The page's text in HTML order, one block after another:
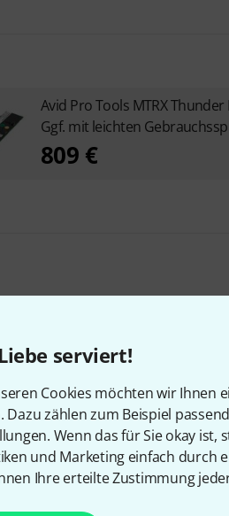
serviert!
Cookies möchten wir Ihnen
Dazu zählen zum Beispiel
Wenn das für Sie okay
und Marketing einfach durch
Ihre erteilte Zustimmung
Avid Pro Tools MTRX Thunder
Ggf. mit leichten
809 €
die sich